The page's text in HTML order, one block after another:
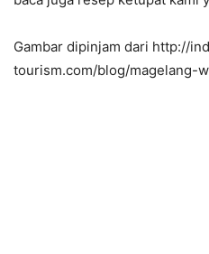
Gambar dipinjam dari http://
tourism.com/blog/magelang-